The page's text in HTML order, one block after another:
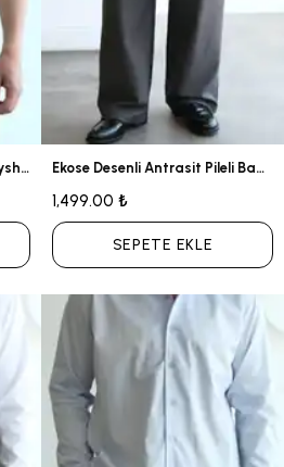
Beyaz Regular Simit Yaka Oysho Tshirt Ekose Desenli Antrasit Pileli Baggy Kumaş Pantolon
1,499.00 ₺
SEPETE EKLE